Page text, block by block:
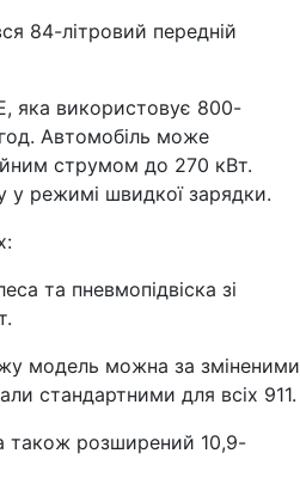
84-літровий передній
яка використовує 800-
Автомобіль може
струмом до 270 кВт.
у режимі швидкої зарядки.
та пневмопідвіска зі
модель можна за зміненими
стандартними для всіх 911.
а також розширений 10,9-